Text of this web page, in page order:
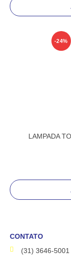
-24%
LAMPADA
CONTATO
(31) 3646-5001